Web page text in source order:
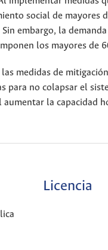
social de mayores
embargo, la
los mayores de
medidas de
para no colapsar el
la capacidad
Licencia